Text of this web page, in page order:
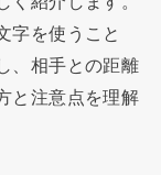
字を使うこと
、相手との距離
と注意点を理解